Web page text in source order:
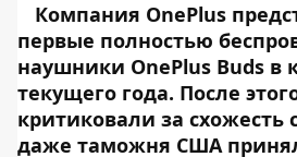
Компания OnePlus
первые полностью
наушники OnePlus Buds в
текущего года. После
критиковали за схожесть
даже таможня США